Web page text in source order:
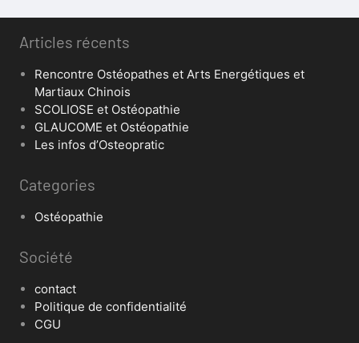
Articles récents
Rencontre Ostéopathes et Arts Energétiques et
Martiaux Chinois
SCOLIOSE et Ostéopathie
GLAUCOME et Ostéopathie
Les infos d’Osteopratic
Categories
Ostéopathie
Société
contact
Politique de confidentialité
CGU